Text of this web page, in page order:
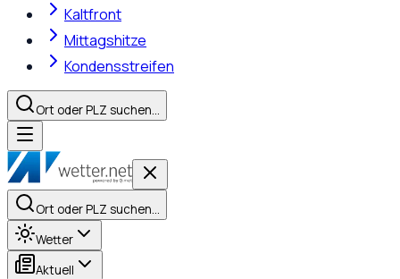
Kaltfront
Mittagshitze
Kondensstreifen
Ort oder PLZ suchen…
Ort oder PLZ suchen…
Wetter
Aktuell